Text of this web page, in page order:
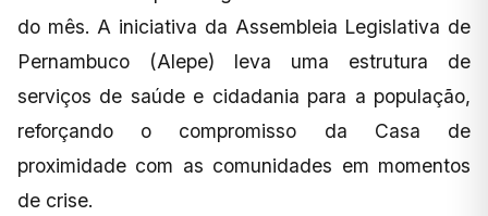
do mês. A iniciativa da Assembleia Legislativa de
Pernambuco (Alepe) leva uma estrutura de
serviços de saúde e cidadania para a população,
reforçando o compromisso da Casa de
proximidade com as comunidades em momentos
de crise.